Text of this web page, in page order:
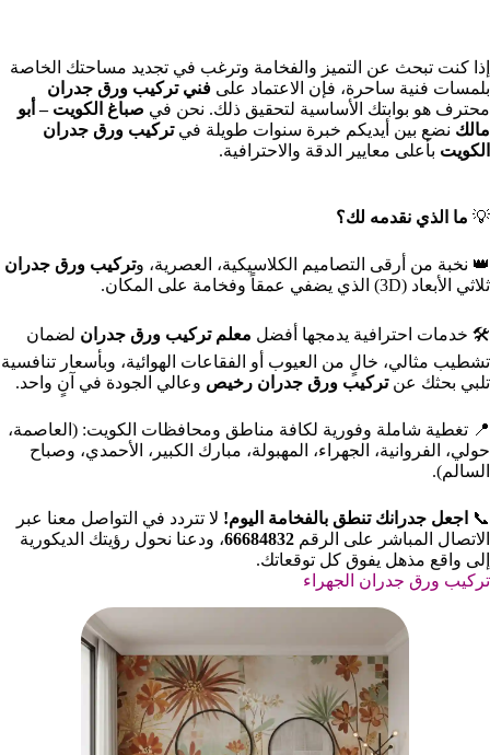
إذا كنت تبحث عن التميز والفخامة وترغب في تجديد مساحتك الخاصة
بلمسات فنية ساحرة، فإن الاعتماد على فني تركيب ورق جدران
محترف هو بوابتك الأساسية لتحقيق ذلك. نحن في صباغ الكويت – أبو
مالك نضع بين أيديكم خبرة سنوات طويلة فيتركيب ورق جدران
الكويت بأعلى معايير الدقة والاحترافية.
💡 ما الذي نقدمه لك؟
👑 نخبة من أرقى التصاميم الكلاسيكية، العصرية، وتركيب ورق جدران
ثلاثي الأبعاد (3D) الذي يضفي عمقاً وفخامة على المكان.
🛠️ خدمات احترافية يدمجها أفضل معلم تركيب ورق جدران لضمان
تشطيب مثالي، خالٍ من العيوب أو الفقاعات الهوائية، وبأسعار تنافسية
تلبي بحثك عنتركيب ورق جدران رخيص وعالي الجودة في آنٍ واحد.
📍 تغطية شاملة وفورية لكافة مناطق ومحافظات الكويت: (العاصمة،
حولي، الفروانية، الجهراء، المهبولة، مبارك الكبير، الأحمدي، وصباح
السالم).
📞 اجعل جدرانك تنطق بالفخامة اليوم! لا تتردد في التواصل معنا عبر
الاتصال المباشر على الرقم 66684832، ودعنا نحول رؤيتك الديكورية
إلى واقع مذهل يفوق كل توقعاتك.
تركيب ورق جدران الجهراء